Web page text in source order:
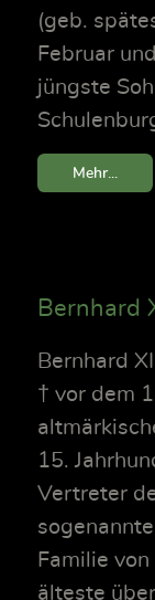
(geb.
Februar
jüngste
Mehr...
Bernhard
Bernhard
† vor dem
15.
Vertreter
Familie
älteste